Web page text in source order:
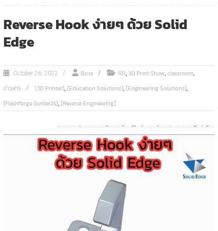
Reverse Hook ง่ายๆ ด้วย Solid
Edge
October 26, 2022 Boss 101,3D Print Show,classroom,
ข่าวสาร [3D Printer],[Education Solutions],[Engineering Solutions],
[Flashforge Guider2s],[Reverse Engineering]